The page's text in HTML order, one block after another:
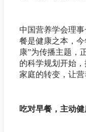
中国营养学会理
餐是健康之本，
康”为传播主题，
的科学规划开始
家庭的转变，让营
吃对早餐，主动